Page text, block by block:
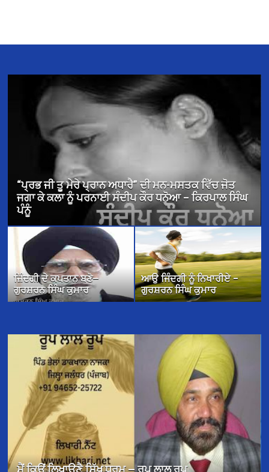
ਪ੍ਰਮੁੱਖ ਪਰਵਾਸੀ ਸਰੋਕਾਰ ਤੇ ਬਰਤਾਨਵੀ ਪੰਜਾਬੀ ਕਹਾਣੀ – ਡਾ.
ਪ੍ਰੀਤਮ ਸਿੰਘ ਕੈਂਬੋ
ਜ਼ਿੰਦਗੀ ਦੇ ਕਪਤਾਨ ਬਣੋ—
ਗੁਰਸ਼ਰਨ ਸਿੰਘ ਕੁਮਾਰ
ਆਉ ਜਿੰਦਗੀ ਨੂੰ ਨਿਖਾਰੀਏ –
ਗੁਰਸ਼ਰਨ ਸਿੰਘ ਕੁਮਾਰ